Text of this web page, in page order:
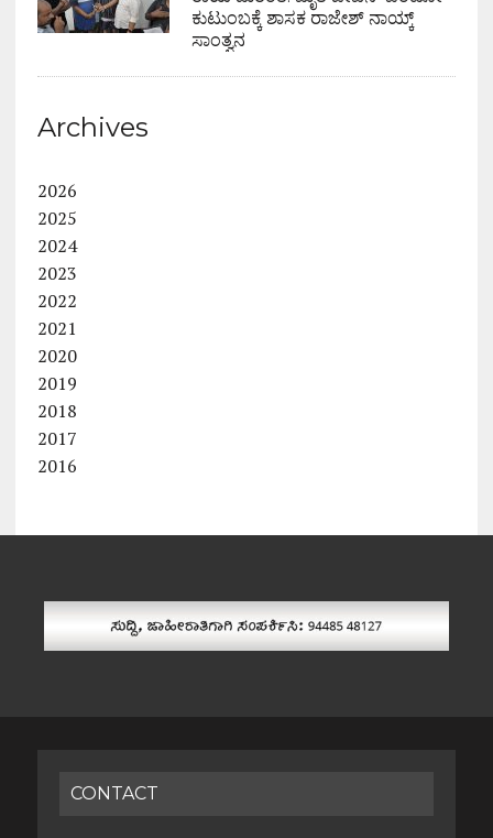
ಕುಟುಂಬಕ್ಕೆ ಶಾಸಕ ರಾಜೇಶ್ ನಾಯ್ಕ್
ಸಾಂತ್ವನ
Archives
2026
2025
2024
2023
2022
2021
2020
2019
2018
2017
2016
CONTACT